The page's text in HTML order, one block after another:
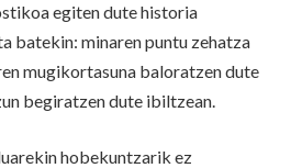
egiten dute historia
batekin: minaren puntu zehatza
mugikortasuna baloratzen dute
begiratzen dute ibiltzean.
hobekuntzarik ez